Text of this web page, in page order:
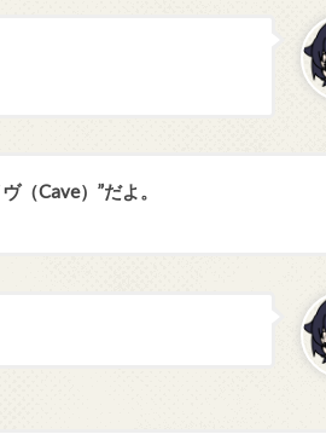
（Cave）”だよ。